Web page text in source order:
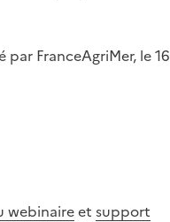
FranceAgriMer, le 16
webinaireet support